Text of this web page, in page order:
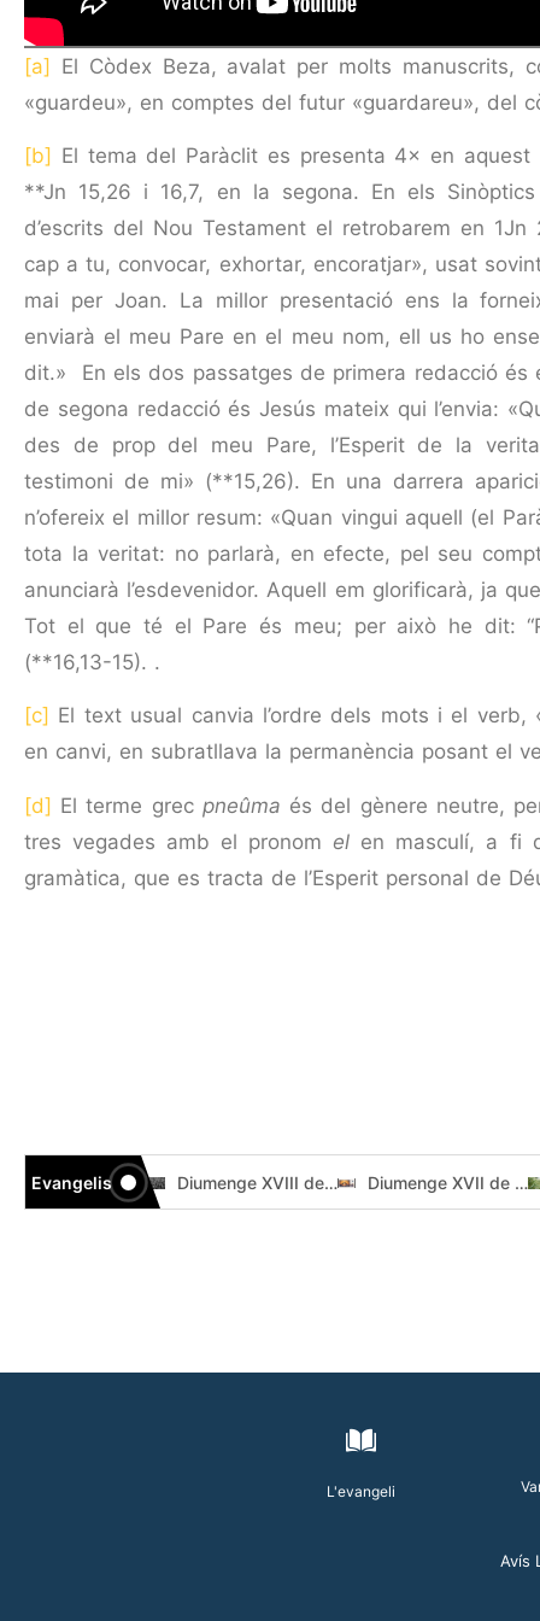
[a] El Còdex Beza, avalat per molts manuscrits,
«guardeu», en comptes del futur «guardareu», del
[b] El tema del Paràclit es presenta 4× en
**Jn 15,26 i 16,7, en la segona. En els
d’escrits del Nou Testament el retrobarem en 1Jn
cap a tu, convocar, exhortar, encoratjar», usat
mai per Joan. La millor presentació ens la
enviarà el meu Pare en el meu nom, ell us ho
dit.» En els dos passatges de primera redacció
de segona redacció és Jesús mateix qui l’envia:
des de prop del meu Pare, l’Esperit de la
testimoni de mi» (**15,26). En una darrera
n’ofereix el millor resum: «Quan vingui aquell (el
tota la veritat: no parlarà, en efecte, pel seu
anunciarà l’esdevenidor. Aquell em glorificarà, ja
Tot el que té el Pare és meu; per això he dit:
(**16,13-15). .
[c] El text usual canvia l’ordre dels mots i el
en canvi, en subratllava la permanència posant el
[d] El terme grec pneûma és del gènere neutre,
tres vegades amb el pronom el en masculí, a fi
gramàtica, que es tracta de l’Esperit personal de
Evangelis Diumenge XIX de durant l’any // Mt 14,22-33 Còdex Beza Diumenge XVIII de durant l’any // Mt 14,13-21 Códice Beza Diumenge XVII de durant l’any // Mt 13,44-52 Códice Beza
L'evangeli
Avís